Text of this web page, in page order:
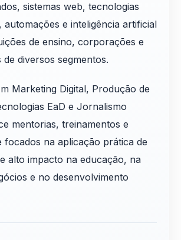
sistemas web, tecnologias
automações e inteligência artificial
de ensino, corporações e
diversos segmentos.
Marketing Digital, Produção de
EaD e Jornalismo
mentorias, treinamentos e
focados na aplicação prática de
alto impacto na educação, na
e no desenvolvimento